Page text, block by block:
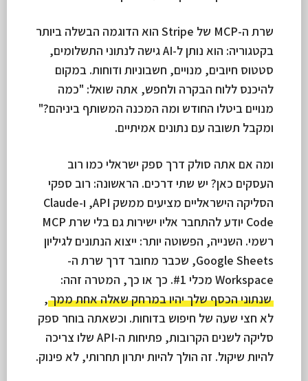
שרת ה-MCP של Stripe הוא הדוגמה הבשלה ביותר
בקטגוריה: הוא נותן ל-AI גישה לנתוני התשלומים,
סטטוס חיובים, מנויים, חשבוניות ודוחות. במקום
להיכנס ללוח הבקרה ולחפש, אתה שואל: "כמה
מנויים ביטלו החודש ומה המכנה המשותף ביניהם?"
ומקבל תשובה עם נתונים אמיתיים.
ומה אם אתה סולק דרך ספק ישראלי כמו רוב
העסקים כאן? יש שתי דרכים. הראשונה: רוב ספקי
הסליקה הישראליים מציעים ממשק API, ו-Claude
Code יודע להתחבר אליו ישירות גם בלי שרת MCP
רשמי. השנייה, הפשוטה יותר: ייצוא הנתונים לגיליון
Google Sheets, שכבר מחובר דרך שרת ה-
Workspace מכלי #1. כך או כך, המטרה זהה:
שנתוני הכסף שלך יהיו במרחק שאלה אחת ממך,
לא חצי שעה של חיפוש בדוחות. וכשאתה בוחר ספק
סליקה לשנים הקרובות, פתיחות ה-API שלו צריכה
להיות שיקול. זה הולך להיות יתרון תחרותי, לא פינוק.